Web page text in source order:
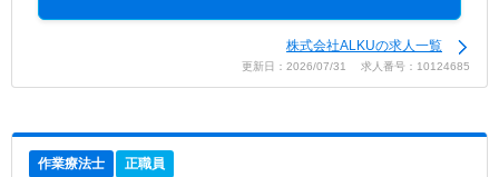
株式会社ALKUの求人一覧
更新日：2026/07/31 求人番号：10124685
作業療法士 正職員